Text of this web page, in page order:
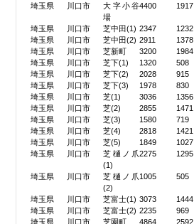
埼玉県
川口市
大字小谷
場
4400 1917
埼玉県 川口市 芝中田(1) 2347 1232
埼玉県
川口市 芝中田(2) 2911 1378
埼玉県
川口市 芝新町 3200 1984
埼玉県
川口市 芝下(1) 1320 508
埼玉県
川口市 芝下(2) 2028 915
埼玉県
川口市 芝下(3) 1978 830
埼玉県
川口市 芝(1) 3036 1356
埼玉県
川口市 芝(2) 2855 1471
埼玉県
川口市 芝(3) 1580 719
埼玉県
川口市 芝(4) 2818 1421
埼玉県
川口市 芝(5) 1849 1027
埼玉県
川口市
芝樋ノ爪
(1)
2275 1295
埼玉県 川口市
芝樋ノ爪
(2)
1005 505
埼玉県 川口市 芝富士(1) 3073 1444
埼玉県
川口市 芝富士(2) 2235 969
埼玉県
川口市 芝園町 4864 2592